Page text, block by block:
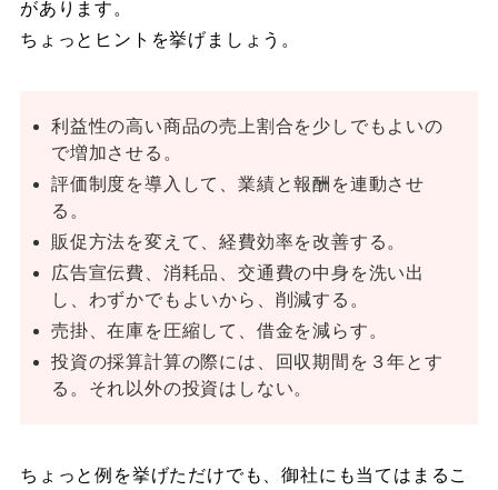
があります。
ちょっとヒントを挙げましょう。
利益性の高い商品の売上割合を少しでもよいの
で増加させる。
評価制度を導入して、業績と報酬を連動させ
る。
販促方法を変えて、経費効率を改善する。
広告宣伝費、消耗品、交通費の中身を洗い出
し、わずかでもよいから、削減する。
売掛、在庫を圧縮して、借金を減らす。
投資の採算計算の際には、回収期間を３年とす
る。それ以外の投資はしない。
ちょっと例を挙げただけでも、御社にも当てはまるこ